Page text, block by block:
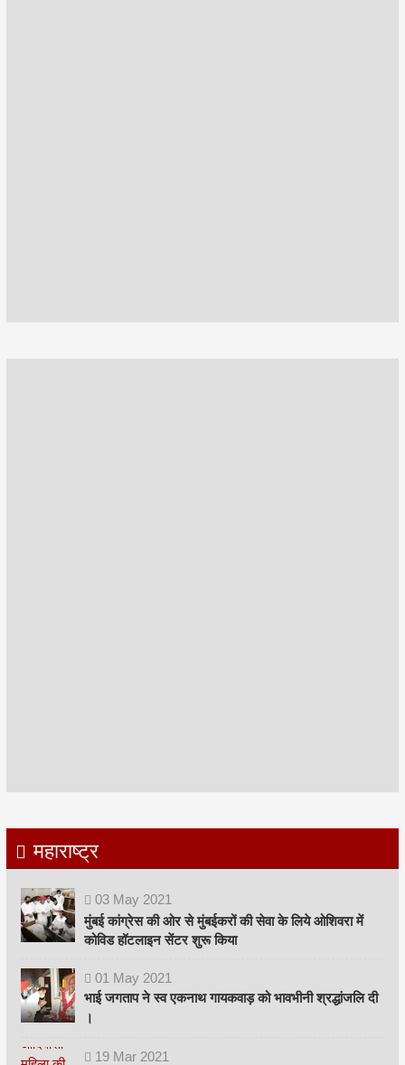
महाराष्ट्र
03 May 2021
मुंबई कांग्रेस की ओर से मुंबईकरों की सेवा के लिये ओशिवरा में
कोविड हॉटलाइन सेंटर शुरू किया
01 May 2021
भाई जगताप ने स्व एकनाथ गायकवाड़ को भावभीनी श्रद्धांजलि दी
।
19 Mar 2021